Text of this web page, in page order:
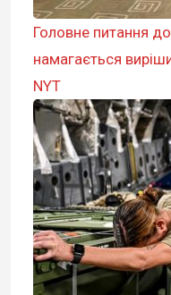
Головне питання
намагається
NYT